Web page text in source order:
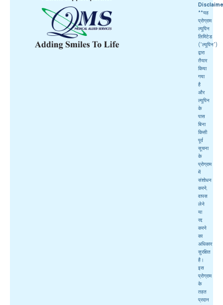
**यह
प्रोग्राम
ल्यूपिन
लिमिटेड
(“ल्यूपिन”)
द्वारा
तैयार
किया
गया
है
और
ल्यूपिन
के
पास
बिना
किसी
पूर्व
सूचना
के
प्रोग्राम
में
संशोधन
करने,
वापस
लेने
या
रद्द
करने
का
अधिकार
सुरक्षित
है।
इस
प्रोग्राम
के
तहत
प्रदान